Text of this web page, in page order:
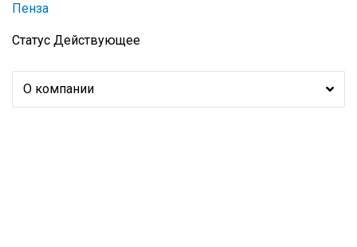
Пенза
Статус Действующее
О компании